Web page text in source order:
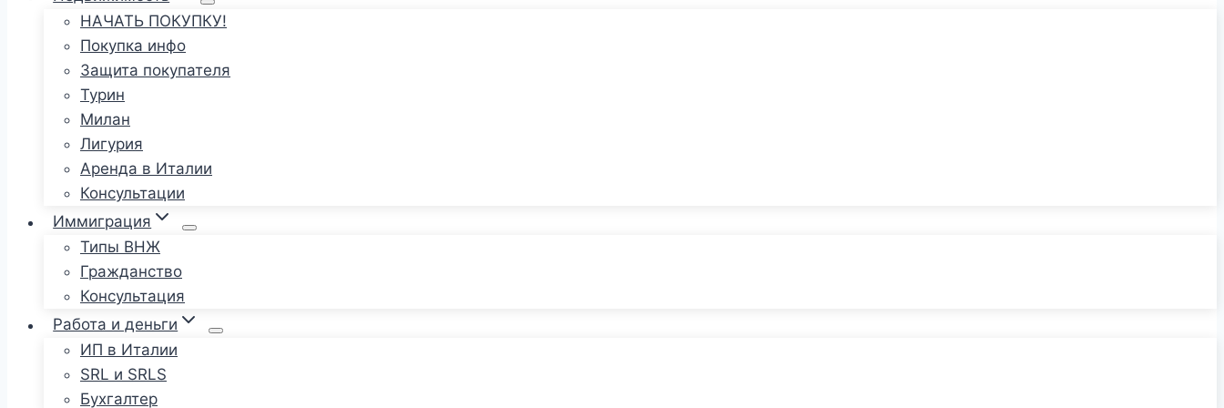
НАЧАТЬ ПОКУПКУ!
Покупка инфо
Защита покупателя
Турин
Милан
Лигурия
Аренда в Италии
Консультации
Иммиграция
Типы ВНЖ
Гражданство
Консультация
Работа и деньги
ИП в Италии
SRL и SRLS
Бухгалтер